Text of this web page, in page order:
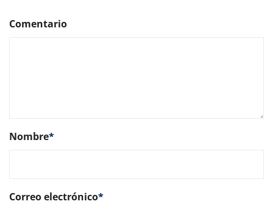
Comentario
Nombre*
Correo electrónico*